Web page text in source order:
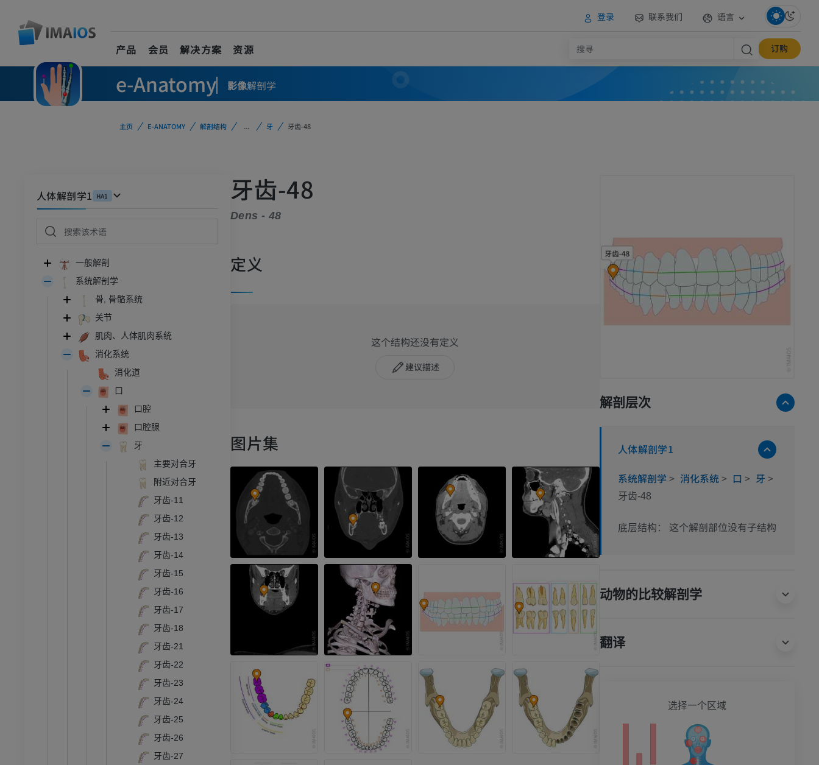
登录 联系我们 语言
产品 会员 解决方案 资源 订购
e-Anatomy 影像解剖学
主页 E-ANATOMY 解剖结构 ... 牙 牙齿-48
人体解剖学1 HA1
一般解剖
系统解剖学
骨, 骨骼系统
关节
肌肉、人体肌肉系统
消化系统
消化道
口
口腔
口腔腺
牙
主要对合牙
附近对合牙
牙齿-11
牙齿-12
牙齿-13
牙齿-14
牙齿-15
牙齿-16
牙齿-17
牙齿-18
牙齿-21
牙齿-22
牙齿-23
牙齿-24
牙齿-25
牙齿-26
牙齿-27
牙齿-48
Dens - 48
定义
这个结构还没有定义
建议描述
图片集
解剖层次
人体解剖学1
系统解剖学 > 消化系统> 口 > 牙 >
牙齿-48
底层结构： 这个解剖部位没有子结构
动物的比较解剖学
翻译
踝关节磁共振成像
MRI
上肢MRI
下肢
下肢血管造影
选择一个区域